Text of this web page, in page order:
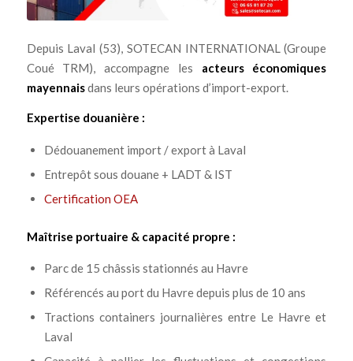
Depuis Laval (53), SOTECAN INTERNATIONAL (Groupe
Coué TRM), accompagne les acteurs économiques
mayennaisdans leurs opérations d’import-export.
Expertise douanière :
Dédouanement import / export à Laval
Entrepôt sous douane + LADT & IST
Certification OEA
Maîtrise portuaire & capacité propre :
Parc de 15 châssis stationnés au Havre
Référencés au port du Havre depuis plus de 10 ans
Tractions containers journalières entre Le Havre et
Laval